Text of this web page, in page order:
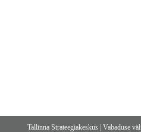
Tallinna Strateegiakeskus |Vabaduse